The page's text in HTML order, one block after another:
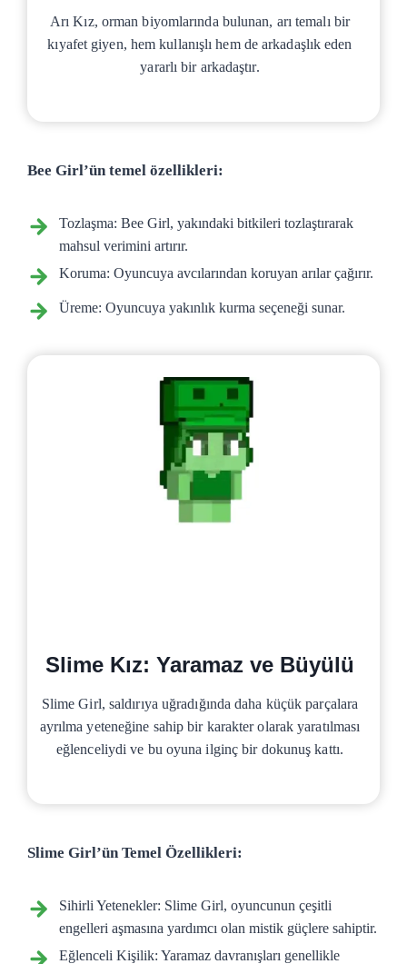
Arı Kız, orman biyomlarında bulunan, arı temalı bir
kıyafet giyen, hem kullanışlı hem de arkadaşlık eden
yararlı bir arkadaştır.
Bee Girl’ün temel özellikleri:
Tozlaşma: Bee Girl, yakındaki bitkileri tozlaştırarak
mahsul verimini artırır.
Koruma: Oyuncuya avcılarından koruyan arılar çağırır.
Üreme: Oyuncuya yakınlık kurma seçeneği sunar.
Slime Kız: Yaramaz ve Büyülü
Slime Girl, saldırıya uğradığında daha küçük parçalara
ayrılma yeteneğine sahip bir karakter olarak yaratılması
eğlenceliydi ve bu oyuna ilginç bir dokunuş kattı.
Slime Girl’ün Temel Özellikleri:
Sihirli Yetenekler: Slime Girl, oyuncunun çeşitli
engelleri aşmasına yardımcı olan mistik güçlere sahiptir.
Eğlenceli Kişilik: Yaramaz davranışları genellikle